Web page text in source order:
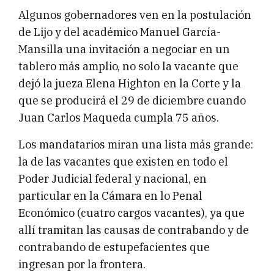
Algunos gobernadores ven en la postulación
de Lijo y del académico Manuel García-
Mansilla una invitación a negociar en un
tablero más amplio, no solo la vacante que
dejó la jueza Elena Highton en la Corte y la
que se producirá el 29 de diciembre cuando
Juan Carlos Maqueda cumpla 75 años.
Los mandatarios miran una lista más grande:
la de las vacantes que existen en todo el
Poder Judicial federal y nacional, en
particular en la Cámara en lo Penal
Económico (cuatro cargos vacantes), ya que
allí tramitan las causas de contrabando y de
contrabando de estupefacientes que
ingresan por la frontera.